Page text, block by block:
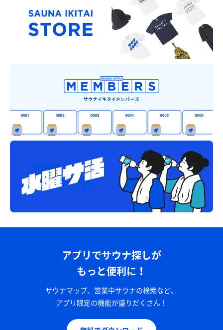
アプリでサウナ探しが
もっと便利に！
サウナマップ、営業中サウナの検索など、
アプリ限定の機能が盛りだくさん！